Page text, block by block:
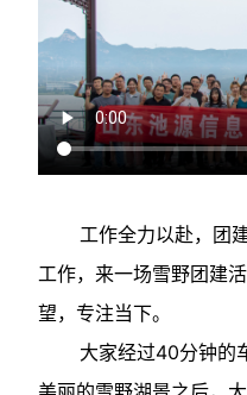
工作全力以赴，团建
工作，来一场雪野团建
望，专注当下。
大家经过40分钟的车